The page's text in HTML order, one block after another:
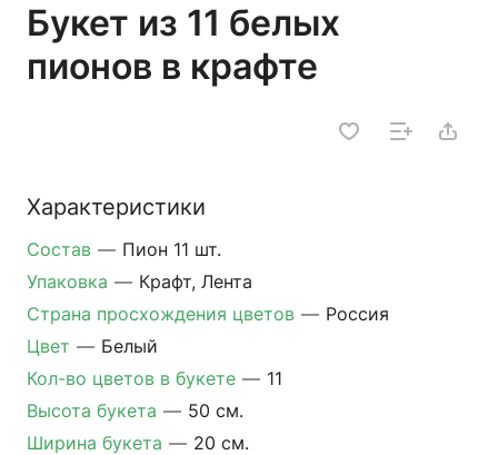
Букет из 11 белых
пионов в крафте
Характеристики
Состав — Пион 11 шт.
Упаковка — Крафт, Лента
Страна просхождения цветов — Россия
Цвет — Белый
Кол-во цветов в букете — 11
Высота букета — 50 см.
Ширина букета — 20 см.